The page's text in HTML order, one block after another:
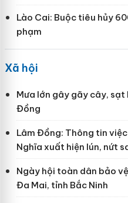
Lào Cai: Buộc tiêu hủy
phạm
Xã hội
Mưa lớn gây gãy cây,
Đồng
Lâm Đồng: Thông tin
Nghĩa xuất hiện lún, nứt
Ngày hội toàn dân bảo
Đa Mai, tỉnh Bắc Ninh